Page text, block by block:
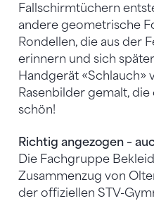
Fallschirmtüchern
andere geometrische
Rondellen, die aus der
erinnern und sich
Handgerät «Schlauch»
Rasenbilder gemalt,
schön!
Richtig angezogen –
Die Fachgruppe
Zusammenzug von
der offiziellen STV-